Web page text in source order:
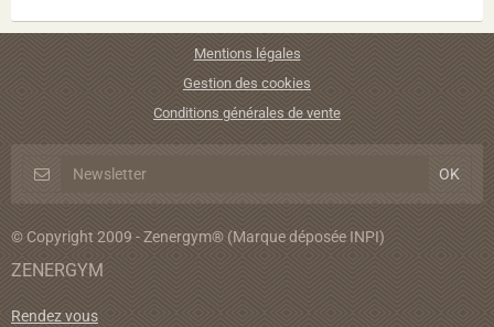
Mentions légales
Gestion des cookies
Conditions générales de vente
© Copyright 2009 - Zenergym® (Marque déposée INPI)
ZENERGYM
Rendez vous